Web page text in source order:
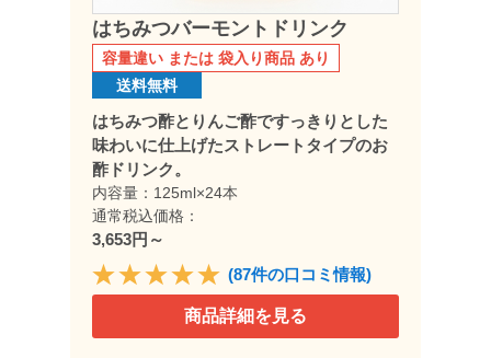
はちみつバーモントドリンク
容量違い または 袋入り商品 あり
送料無料
はちみつ酢とりんご酢ですっきりとした
味わいに仕上げたストレートタイプのお
酢ドリンク。
内容量：125ml×24本
通常税込価格：
3,653円～
(87件の口コミ情報)
商品詳細を見る